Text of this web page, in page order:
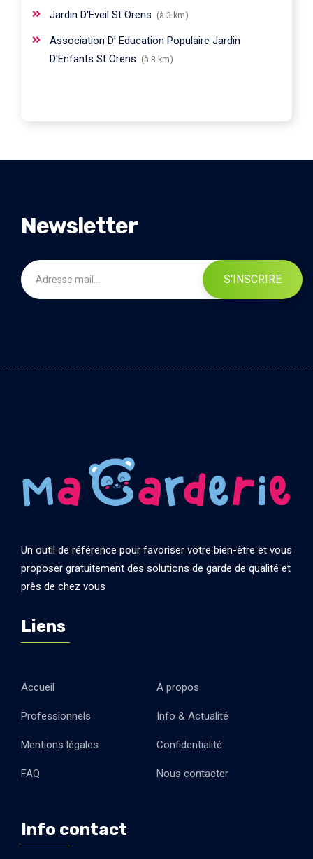
Jardin D'Eveil St Orens (à 3 km)
Association D' Education Populaire Jardin
D'Enfants St Orens (à 3 km)
Newsletter
S'INSCRIRE
Un outil de référence pour favoriser votre bien-être et vous
proposer gratuitement des solutions de garde de qualité et
près de chez vous
Liens
Accueil A propos
Professionnels Info & Actualité
Mentions légales Confidentialité
FAQ Nous contacter
Info contact